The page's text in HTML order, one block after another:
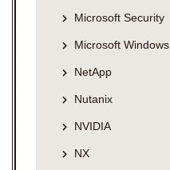
Microsoft Security
Microsoft Windows
NetApp
Nutanix
NVIDIA
NX